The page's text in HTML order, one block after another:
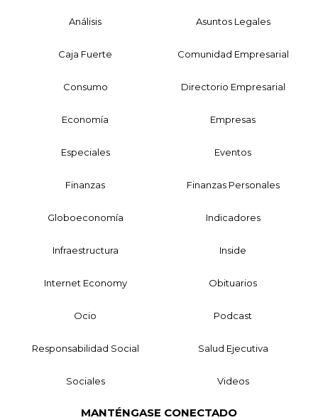
Análisis Asuntos Legales
Caja Fuerte Comunidad Empresarial
Consumo Directorio Empresarial
Economía Empresas
Especiales Eventos
Finanzas Finanzas Personales
Globoeconomía Indicadores
Infraestructura Inside
Internet Economy Obituarios
Ocio Podcast
Responsabilidad Social Salud Ejecutiva
Sociales Videos
MANTÉNGASE CONECTADO